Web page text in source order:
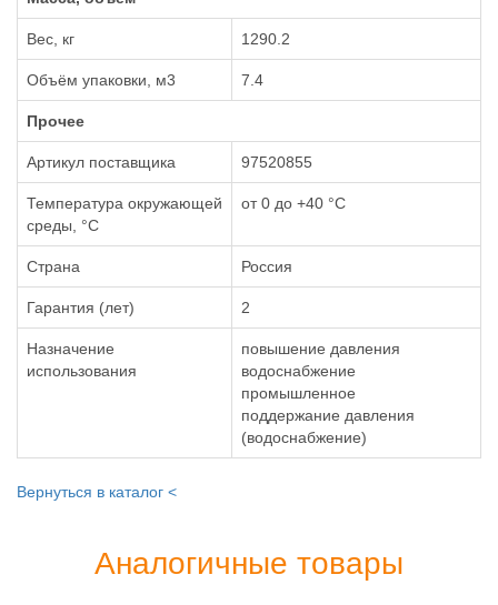
Вес, кг 1290.2
Объём упаковки, м3 7.4
Прочее
Артикул поставщика 97520855
Температура окружающей
среды, °С
от 0 до +40 °С
Страна Россия
Гарантия (лет) 2
Назначение
использования
повышение давления
водоснабжение
промышленное
поддержание давления
(водоснабжение)
Вернуться в каталог <
Аналогичные товары